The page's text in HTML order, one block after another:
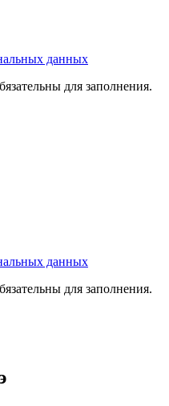
данных
для заполнения.
данных
для заполнения.